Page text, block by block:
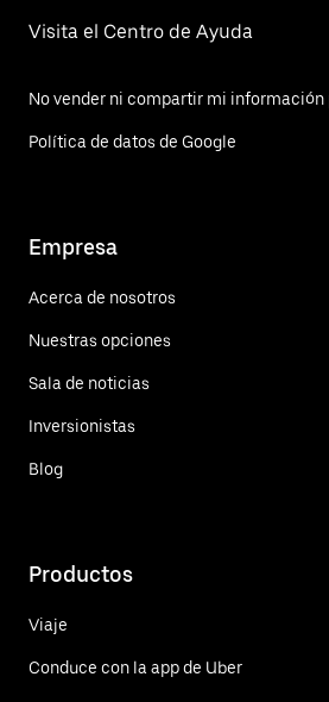
Visita el Centro de Ayuda
No vender ni compartir mi información
Política de datos de Google
Empresa
Acerca de nosotros
Nuestras opciones
Sala de noticias
Inversionistas
Blog
Productos
Viaje
Conduce con la app de Uber